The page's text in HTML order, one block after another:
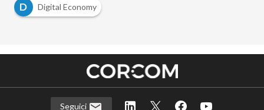
D
Digital Economy
Seguici